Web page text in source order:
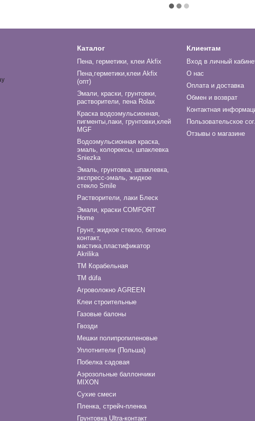
Каталог
Пена, герметики, клеи Akfix
Пена,герметики,клеи Akfix
(опт)
Эмали, краски, грунтовки,
растворители, пена Rolax
Краска водоэмульсионная,
пигменты,лаки, грунтовки,клей
MGF
Водоэмульсионная краска,
эмаль, колорексы, шпаклевка
Sniezka
Эмаль, грунтовка, шпаклевка,
экспресс-эмаль, жидкое
стекло Smile
Растворители, лаки Блеск
Эмали, краски COMFORT
Home
Грунт, жидкое стекло, бетоно
контакт,
мастика,пластификатор
Akrilika
ТМ Корабельная
ТМ düfa
Агроволокно AGREEN
Клеи строительные
Газовые балоны
Гвозди
Мешки полипропиленовые
Уплотнители (Польша)
Побелка садовая
Аэрозольные баллончики
MIXON
Сухие смеси
Пленка, стрейч-пленка
Грунтовка Ultra-контакт
Клиентам
Вход в личный
О нас
Оплата и доставка
Обмен и возврат
Контактная
Пользовательское
Отзывы о магазине